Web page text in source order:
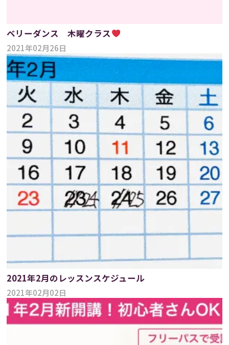
ベリーダンス 木曜クラス
2021年02月26日
2021年2月のレッスンスケジュール
2021年02月02日